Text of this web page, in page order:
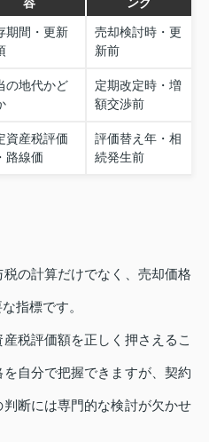
期間・更新
売却検討時・更
新前
の地代かど
定期改定時・増
額交渉前
資産税評価
路線価
評価替え年・相
続発生前
の計算だけでなく、売却価格
指標です。
税評価額を正しく押さえるこ
自分で把握できますが、契約
断には専門的な検討が欠かせ